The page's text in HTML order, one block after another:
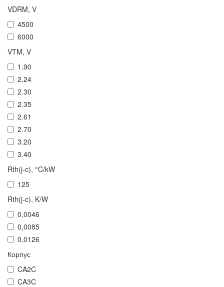
VDRM, V
4500
6000
VTM, V
1.90
2.24
2.30
2.35
2.61
2.70
3.20
3.40
Rth(j-c), °C/kW
125
Rth(j-c), K/W
0,0046
0,0085
0,0126
Корпус
CA2C
CA3C